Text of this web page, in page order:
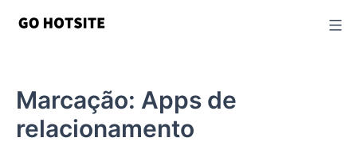
Marcação: Apps de
relacionamento